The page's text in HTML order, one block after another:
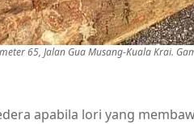
65, Jalan Gua Musang-Kuala Krai.
apabila lori yang